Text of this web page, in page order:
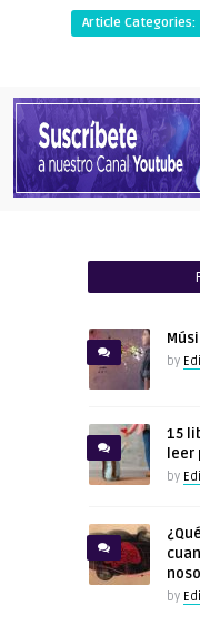
Article Categories:
by
15
leer
by
by